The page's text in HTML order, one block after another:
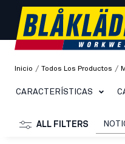
Inicio / Todos Los Productos /
CARACTERÍSTICAS
ALL FILTERS